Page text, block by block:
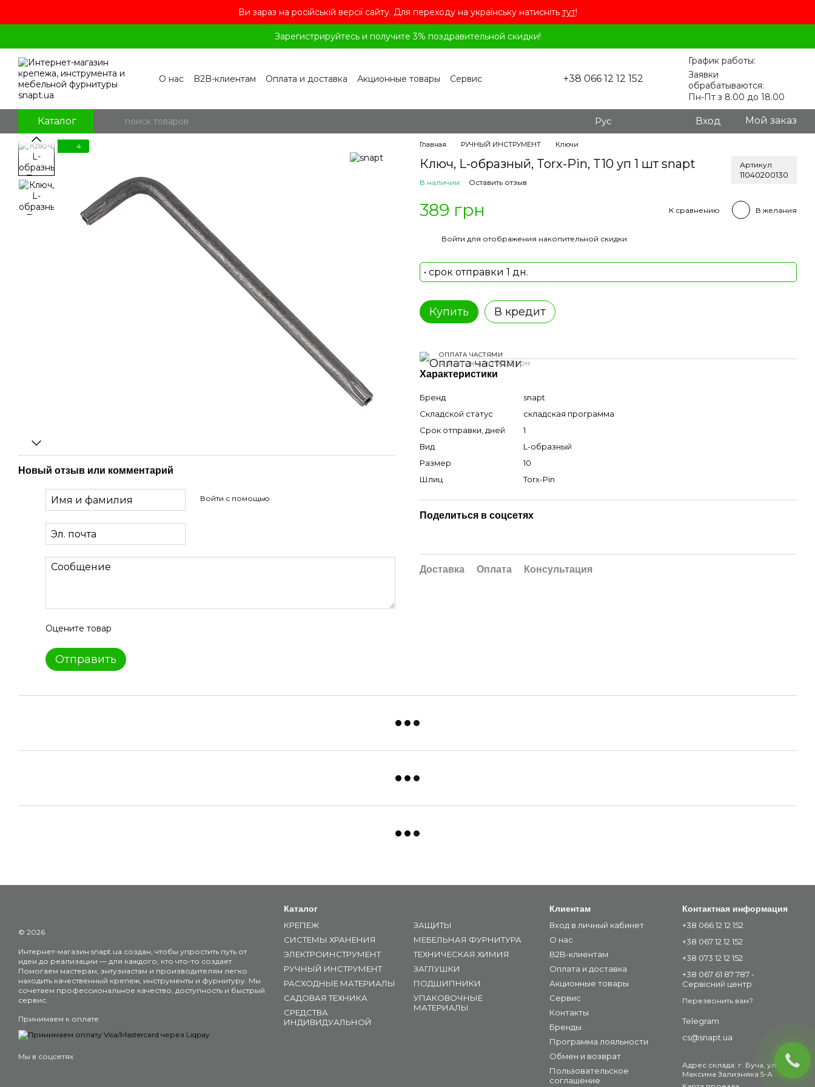
Ви зараз на російській версії сайту. Для переходу на українську натисніть тут!
Зарегистрируйтесь и получите 3% поздравительной скидки!
О нас B2B-клиентам Оплата и доставка Акционные товары
Сервис
+38 066 12 12 152
График работы:
Заявки
обрабатываются:
Пн-Пт з 8.00 до 18.00
Каталог Рус Вход Мой заказ
4
Новый отзыв или комментарий
Войти с помощью
Оцените товар
Отправить
Главная РУЧНЫЙ ИНСТРУМЕНТ Ключи
Ключ, L-образный, Torx-Pin, T10 уп 1 шт snapt Артикул
11040200130
В наличии Оставить отзыв
389 грн К сравнению В желания
Войти для отображения накопительной скидки
• срок отправки 1 дн.
Купить В кредит
ОПЛАТА ЧАСТЯМИ
4 платежа по 97.25 грн
Характеристики
Бренд
snapt
Складской статус
складская программа
Срок отправки, дней
1
Вид
L-образный
Размер
10
Шлиц
Torx-Pin
Поделиться в соцсетях
Доставка Оплата Консультация
© 2026
Интернет-магазин snapt.ua создан, чтобы упростить путь от
идеи до реализации — для каждого, кто что-то создает.
Помогаем мастерам, энтузиастам и производителям легко
находить качественный крепеж, инструменты и фурнитуру. Мы
сочетаем профессиональное качество, доступность и быстрый
сервис.
Принимаем к оплате
Мы в соцсетях
Каталог
КРЕПЕЖ
СИСТЕМЫ ХРАНЕНИЯ
ЭЛЕКТРОИНСТРУМЕНТ
РУЧНЫЙ ИНСТРУМЕНТ
РАСХОДНЫЕ МАТЕРИАЛЫ
САДОВАЯ ТЕХНИКА
СРЕДСТВА
ИНДИВИДУАЛЬНОЙ
ЗАЩИТЫ
МЕБЕЛЬНАЯ ФУРНИТУРА
ТЕХНИЧЕСКАЯ ХИМИЯ
ЗАГЛУШКИ
ПОДШИПНИКИ
УПАКОВОЧНЫЕ
МАТЕРИАЛЫ
Клиентам
Вход в личный кабинет
О нас
B2B-клиентам
Оплата и доставка
Акционные товары
Сервис
Контакты
Бренды
Программа лояльности
Обмен и возврат
Пользовательское
соглашение
Контактная информация
+38 066 12 12 152
+38 067 12 12 152
+38 073 12 12 152
+38 067 61 87 787 -
Сервісний центр
Перезвонить вам?
Telegram
cs@snapt.ua
Адрес склада: г. Буча, ул.
Максима Зализняка 5-А